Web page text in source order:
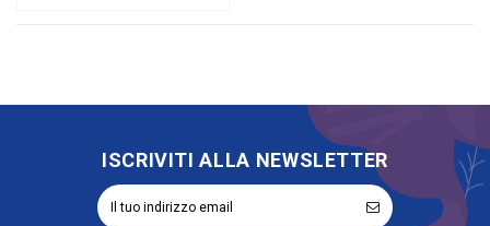
ISCRIVITI ALLA NEWSLETTER